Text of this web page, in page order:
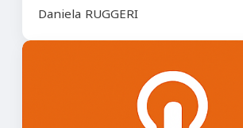
Daniela RUGGERI